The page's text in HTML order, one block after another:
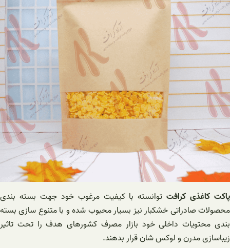
پاکت کاغذی کرافتتوانسته با کیفیت مرغوب خود جهت بسته بندی
محصولات صادراتی خشکبار نیز بسیار محبوب شده و با متنوع سازی بسته
بندی محتویات داخلی خود بازار مصرف کشورهای هدف را تحت تاثیر
زیباسازی مدرن و لوکس شان قرار بدهند.